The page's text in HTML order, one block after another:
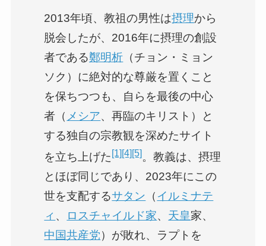
2013年頃、教祖の男性は摂理から
脱会したが、2016年に摂理の創設
者である鄭明析 （チョン・ミョン
ソク）に絶対的な尊厳を置くこと
を保ちつつも、自らを最後の中心
者（ メシア、再臨のキリスト）と
する独自の宗教観を深めたサイト
を立ち上げた [1] [4] [5] 。教義は、摂理
とほぼ同じであり、2023年にこの
世を支配するサタン （ イルミナテ
ィ 、 ロスチャイルド家、 天皇家、
中国共産党）が敗れ、ラプトを